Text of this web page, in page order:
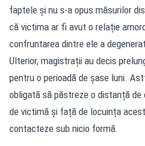
faptele și nu s-a opus măsurilor
că victima ar fi avut o relație
confruntarea dintre ele a
Ulterior, magistrații au decis
pentru o perioadă de șase luni.
obligată să păstreze o distanță
de victimă și față de locuința
contacteze sub nicio formă.